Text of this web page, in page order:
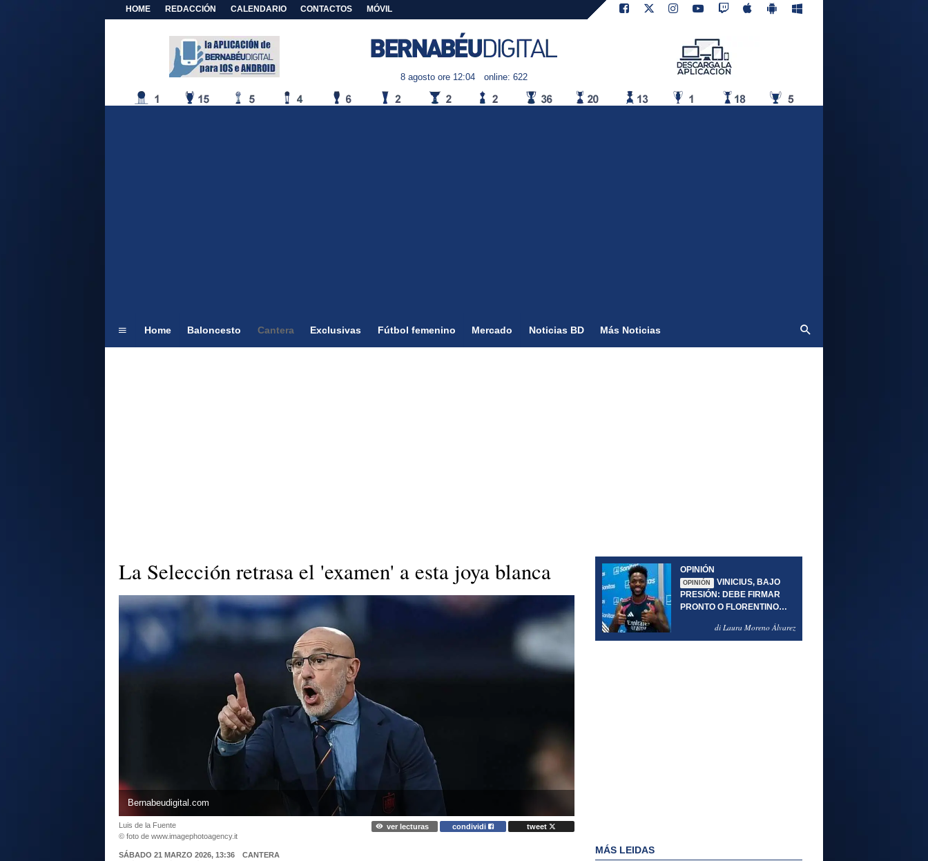
HOME REDACCIÓN CALENDARIO CONTACTOS MÓVIL
8 agosto ore 12:04 online: 622
Home Baloncesto Cantera Exclusivas Fútbol femenino Mercado Noticias BD Más Noticias
La Selección retrasa el 'examen' a esta joya blanca
Bernabeudigital.com
Luis de la Fuente
© foto de www.imagephotoagency.it
ver lecturas condividi tweet
SÁBADO 21 MARZO 2026, 13:36
CANTERA
OPINIÓN
OPINIÓN
VINICIUS, BAJO
PRESIÓN: DEBE FIRMAR
PRONTO O FLORENTINO
di Laura Moreno Álvarez
MÁS LEIDAS